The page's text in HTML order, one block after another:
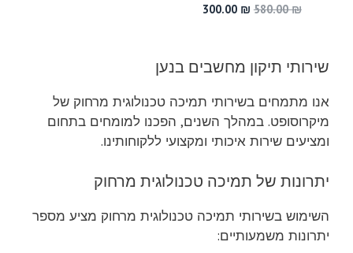
580.00₪
המחיר
300.00 ₪
שירותי תיקון מחשבים בנען
אנו מתמחים בשירותי תמיכה טכנולוגית מרחוק של
מיקרוסופט. במהלך השנים, הפכנו למומחים בתחום
ומציעים שירות איכותי ומקצועי ללקוחותינו.
יתרונות של תמיכה טכנולוגית מרחוק
השימוש בשירותי תמיכה טכנולוגית מרחוק מציע מספר
יתרונות משמעותיים: